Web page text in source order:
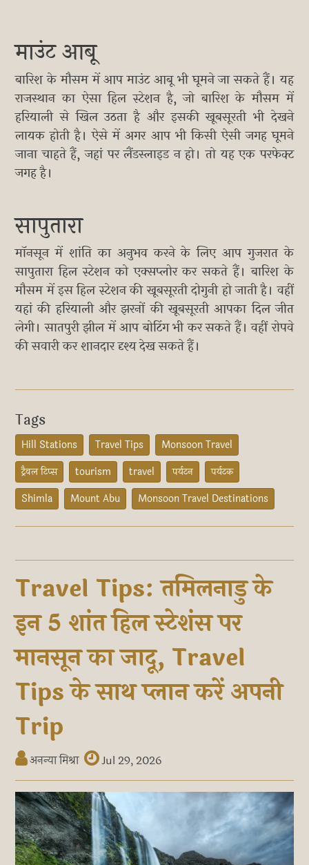
माउंट आबू
बारिश के मौसम में आप माउंट आबू भी घूमने जा सकते हैं। यह
राजस्थान का ऐसा हिल स्टेशन है, जो बारिश के मौसम में
हरियाली से खिल उठता है और इसकी खूबसूरती भी देखने
लायक होती है। ऐसे में अगर आप भी किसी ऐसी जगह घूमने
जाना चाहते हैं, जहां पर लैंडस्लाइड न हो। तो यह एक परफेक्ट
जगह है।
सापुतारा
मॉनसून में शांति का अनुभव करने के लिए आप गुजरात के
सापुतारा हिल स्टेशन को एक्सप्लोर कर सकते हैं। बारिश के
मौसम में इस हिल स्टेशन की खूबसूरती दोगुनी हो जाती है। वहीं
यहां की हरियाली और झरनों की खूबसूरती आपका दिल जीत
लेगी। सातपुरी झील में आप बोटिंग भी कर सकते हैं। वहीं रोपवे
की सवारी कर शानदार दृश्य देख सकते हैं।
Tags
Hill Stations Travel Tips
Monsoon Travel
ट्रैवल टिप्स
tourism travel पर्यटन
पर्यटक
Shimla
Mount Abu Monsoon Travel Destinations
Travel Tips: तमिलनाडु के
इन 5 शांत हिल स्टेशंस पर
मानसून का जादू, Travel
Tips के साथ प्लान करें अपनी
Trip
अनन्या मिश्रा Jul 29, 2026